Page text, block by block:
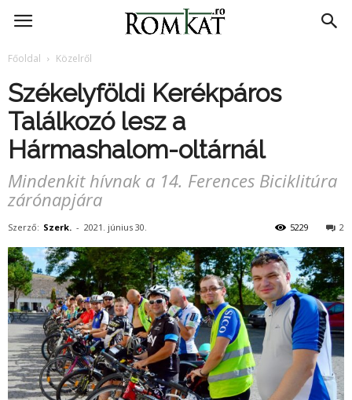
RomKat.ro
Főoldal Közelről
Székelyföldi Kerékpáros
Találkozó lesz a
Hármashalom-oltárnál
Mindenkit hívnak a 14. Ferences Biciklitúra
zárónapjára
Szerző: Szerk. - 2021. június 30. 2
5229